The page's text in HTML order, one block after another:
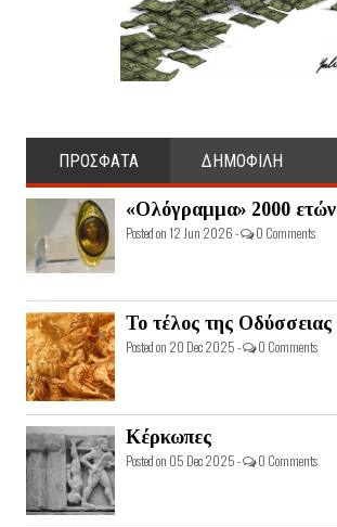
ΠΡΟΣΦΑΤΑ ΔΗΜΟΦΙΛΗ
«Ολόγραμμα» 2000 ετών
Posted on 12 Jun 2026 - 0 Comments
Το τέλος της Οδύσσειας
Posted on 20 Dec 2025 - 0 Comments
Κέρκωπες
Posted on 05 Dec 2025 - 0 Comments